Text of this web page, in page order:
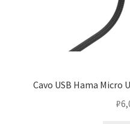
Cavo USB Hama Micro
₽